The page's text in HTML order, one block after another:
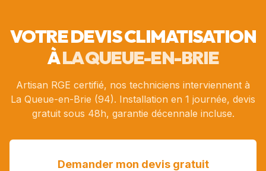
VOTRE DEVIS CLIMATISATION
ÀLA QUEUE-EN-BRIE
Artisan RGE certifié, nos techniciens interviennent à
La Queue-en-Brie (94). Installation en 1 journée, devis
gratuit sous 48h, garantie décennale incluse.
Demander mon devis gratuit